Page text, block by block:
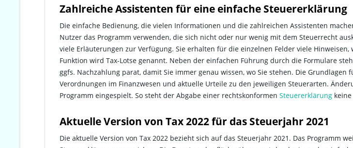
Zahlreiche Assistenten für eine einfache Steuererklärung
Die einfache Bedienung, die vielen Informationen und die zahlreichen Assistenten
Nutzer das Programm verwenden, die sich nicht oder nur wenig mit dem Steuerrecht
viele Erläuterungen zur Verfügung. Sie erhalten für die einzelnen Felder viele
Funktion wird Tax-Lotse genannt. Neben der einfachen Führung durch die Formulare
ggfs. Nachzahlung parat, damit Sie immer genau wissen, wo Sie stehen. Die
Verordnungen im Finanzwesen und aktuelle Urteile zu den jeweiligen Steuerarten.
Programm eingespielt. So steht der Abgabe einer rechtskonformen Steuererklärung
Aktuelle Version von Tax 2022 für das Steuerjahr 2021
Die aktuelle Version von Tax 2022 bezieht sich auf das Steuerjahr 2021. Das Programm